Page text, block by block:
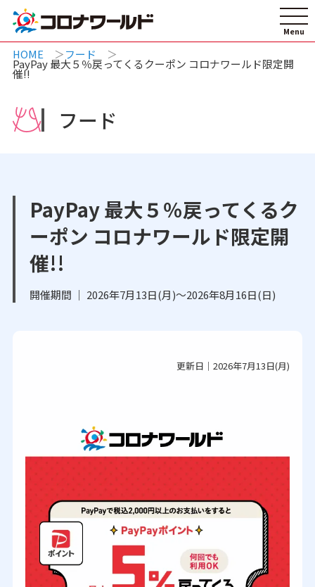
HOME フード
PayPay 最大５％戻ってくるクーポン コロナワールド限定開
催!!
フード
PayPay 最大５％戻ってくるク
ーポン コロナワールド限定開
催!!
開催期間 ｜ 2026年7月13日(月)～2026年8月16日(日)
更新日｜2026年7月13日(月)